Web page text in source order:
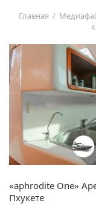
Главная /
«aphrodite One»
Пхукете